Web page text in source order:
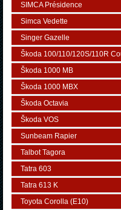
SIMCA Présidence
Simca Vedette
Singer Gazelle
Škoda 100/110/120S/110R
Škoda 1000 MB
Škoda 1000 MBX
Škoda Octavia
Škoda VOS
Sunbeam Rapier
Talbot Tagora
Tatra 603
Tatra 613 K
Toyota Corolla (E10)